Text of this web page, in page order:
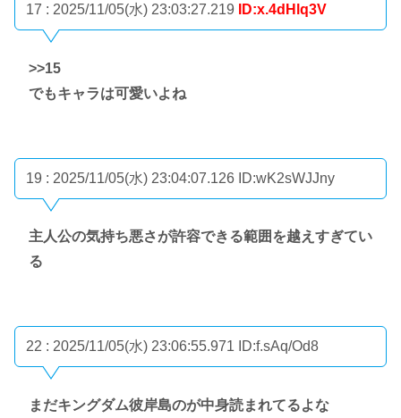
17 : 2025/11/05(水) 23:03:27.219 ID:x.4dHlq3V
>>15
でもキャラは可愛いよね
19 : 2025/11/05(水) 23:04:07.126 ID:wK2sWJJny
主人公の気持ち悪さが許容できる範囲を越えすぎてい
る
22 : 2025/11/05(水) 23:06:55.971 ID:f.sAq/Od8
まだキングダム彼岸島のが中身読まれてるよな